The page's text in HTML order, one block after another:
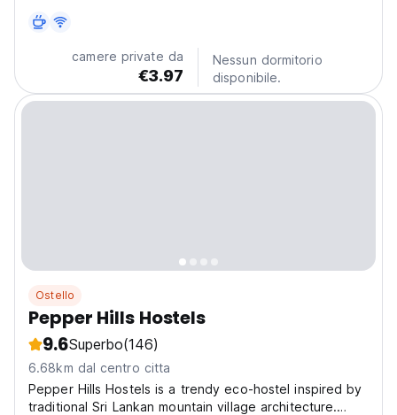
camere private da
€3.97
Nessun dormitorio
disponibile.
Ostello
Pepper Hills Hostels
9.6Superbo(146)
6.68km dal centro citta
Pepper Hills Hostels is a trendy eco-hostel inspired by
traditional Sri Lankan mountain village architecture.